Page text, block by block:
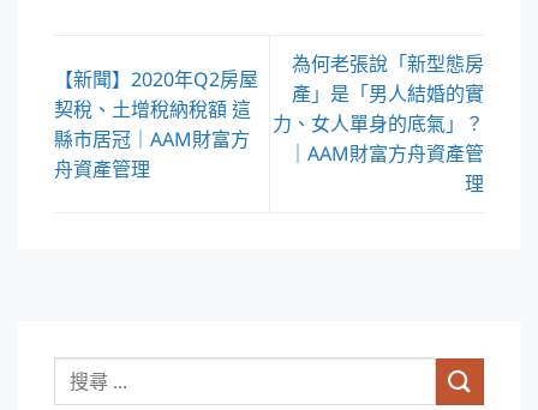
【新聞】2020年Q2房屋
契稅、土增稅納稅額 這
縣市居冠｜AAM財富方
舟資產管理
為何老張說「新型態房
產」是「男人結婚的實
力、女人單身的底氣」？
｜AAM財富方舟資產管
理